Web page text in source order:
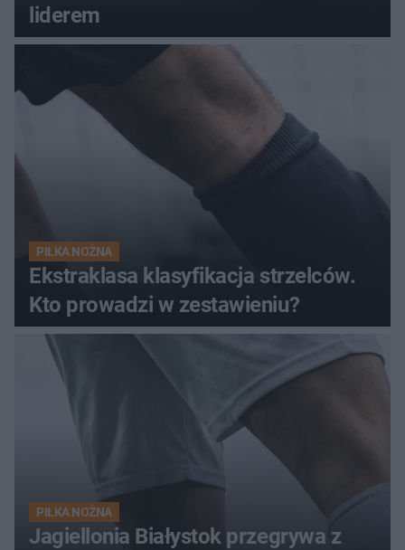
liderem
PIŁKA NOŻNA
Ekstraklasa klasyfikacja strzelców.
Kto prowadzi w zestawieniu?
PIŁKA NOŻNA
Jagiellonia Białystok przegrywa z